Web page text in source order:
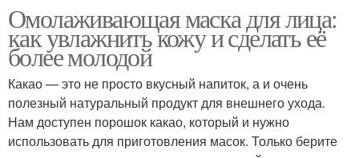
Омолаживающая маска для лица:
как увлажнить кожу и сделать её
более молодой
Какао — это не просто вкусный напиток, а и очень
полезный натуральный продукт для внешнего ухода.
Нам доступен порошок какао, который и нужно
использовать для приготовления масок. Только берите